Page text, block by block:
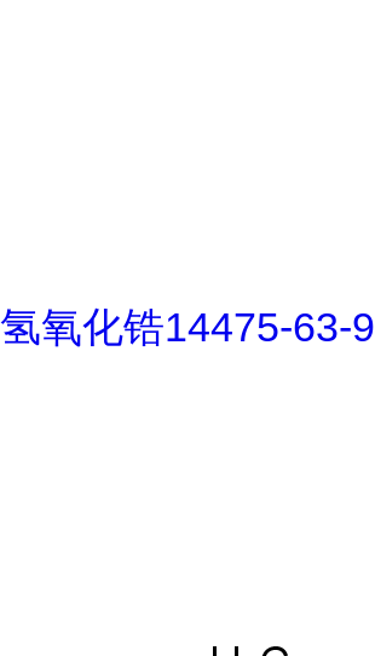
氢氧化锆14475-63-9